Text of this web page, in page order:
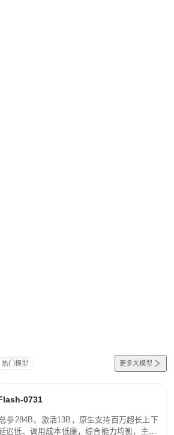
热门模型 更多大模型
0731
参284B，激活13B，原生支持百万超长上下
迟低、调用成本低廉，综合能力均衡，主打